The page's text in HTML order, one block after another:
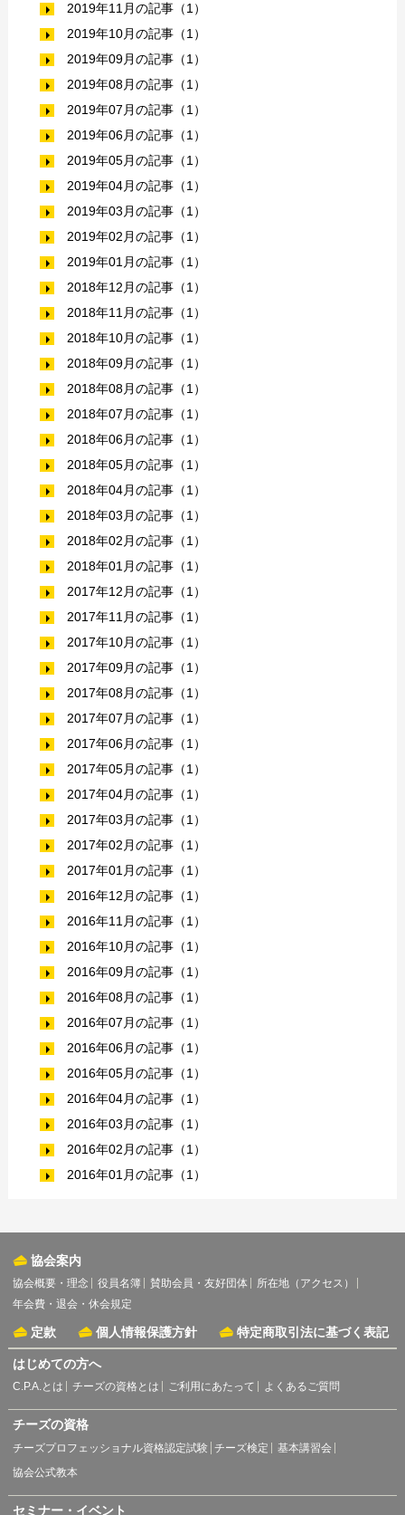
2019年11月の記事（1）
2019年10月の記事（1）
2019年09月の記事（1）
2019年08月の記事（1）
2019年07月の記事（1）
2019年06月の記事（1）
2019年05月の記事（1）
2019年04月の記事（1）
2019年03月の記事（1）
2019年02月の記事（1）
2019年01月の記事（1）
2018年12月の記事（1）
2018年11月の記事（1）
2018年10月の記事（1）
2018年09月の記事（1）
2018年08月の記事（1）
2018年07月の記事（1）
2018年06月の記事（1）
2018年05月の記事（1）
2018年04月の記事（1）
2018年03月の記事（1）
2018年02月の記事（1）
2018年01月の記事（1）
2017年12月の記事（1）
2017年11月の記事（1）
2017年10月の記事（1）
2017年09月の記事（1）
2017年08月の記事（1）
2017年07月の記事（1）
2017年06月の記事（1）
2017年05月の記事（1）
2017年04月の記事（1）
2017年03月の記事（1）
2017年02月の記事（1）
2017年01月の記事（1）
2016年12月の記事（1）
2016年11月の記事（1）
2016年10月の記事（1）
2016年09月の記事（1）
2016年08月の記事（1）
2016年07月の記事（1）
2016年06月の記事（1）
2016年05月の記事（1）
2016年04月の記事（1）
2016年03月の記事（1）
2016年02月の記事（1）
2016年01月の記事（1）
協会案内
協会概要・理念 役員名簿 賛助会員・友好団体
所在地（アクセス）
年会費・退会・休会規定
定款 個人情報保護方針 特定商取引法に基づく表記
はじめての方へ
C.P.A.とは チーズの資格とは ご利用にあたって よくあるご質問
チーズの資格
チーズプロフェッショナル資格認定試験 チーズ検定
基本講習会
協会公式教本
セミナー・イベント